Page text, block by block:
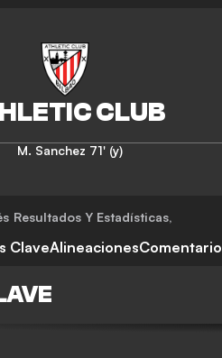
M. Sanchez 71' (y)
Resultados Y Estadísticas,
ClaveAlineacionesComentario